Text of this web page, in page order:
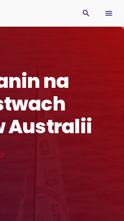
search menu
na
Australii